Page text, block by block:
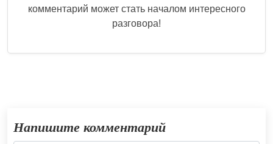
комментарий может стать началом интересного
разговора!
Напишите комментарий